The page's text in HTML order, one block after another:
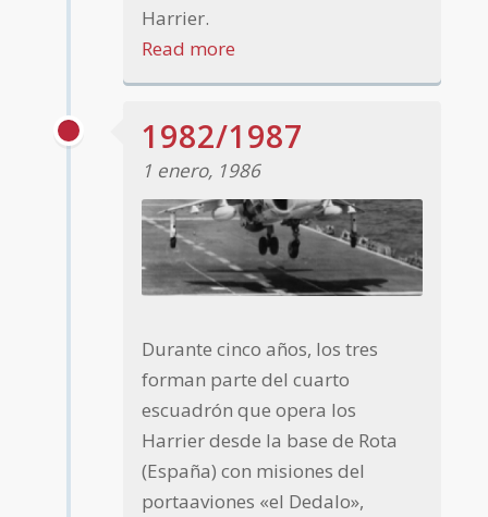
Harrier.
Read more
1982/1987
1 enero, 1986
Durante cinco años, los tres
forman parte del cuarto
escuadrón que opera los
Harrier desde la base de Rota
(España) con misiones del
portaaviones «el Dedalo»,